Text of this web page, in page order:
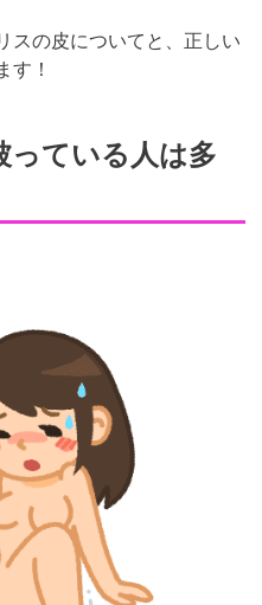
スの皮についてと、正しい
す！
ている人は多